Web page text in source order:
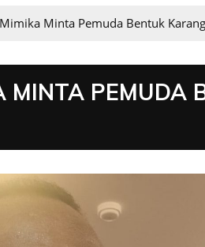
Minta Pemuda Bentuk
MINTA PEMUDA